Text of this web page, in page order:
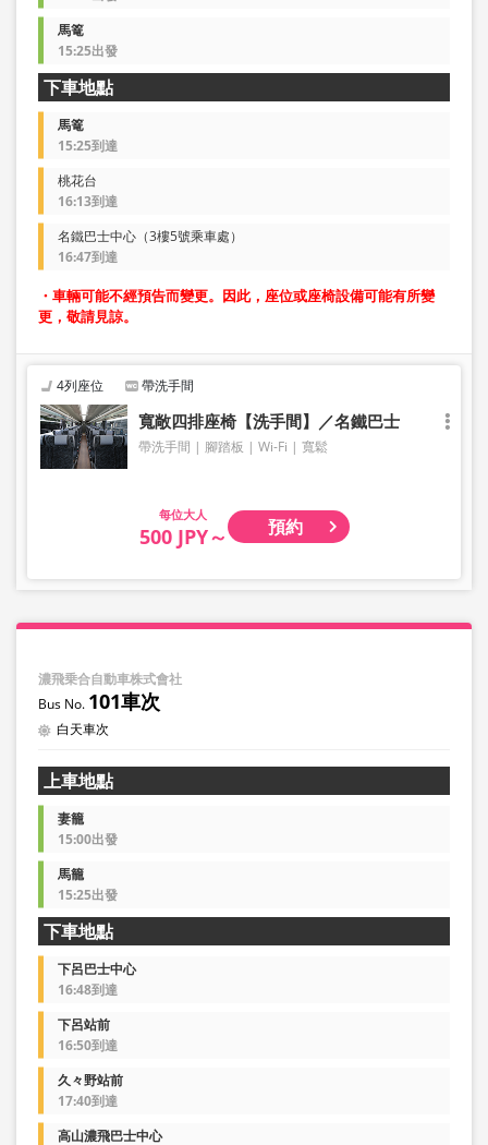
馬篭
15:25出發
下車地點
馬篭
15:25到達
桃花台
16:13到達
名鐵巴士中心（3樓5號乘車處）
16:47到達
・車輛可能不經預告而變更。因此，座位或座椅設備可能有所變
更，敬請見諒。
4列座位 帶洗手間
寬敞四排座椅【洗手間】／名鐵巴士
帶洗手間 腳踏板 Wi-Fi 寬鬆
大人
500 JPY～ 預約
濃飛乗合自動車株式會社
101車次
白天車次
上車地點
妻籠
15:00出發
馬籠
15:25出發
下車地點
下呂巴士中心
16:48到達
下呂站前
16:50到達
久々野站前
17:40到達
高山濃飛巴士中心